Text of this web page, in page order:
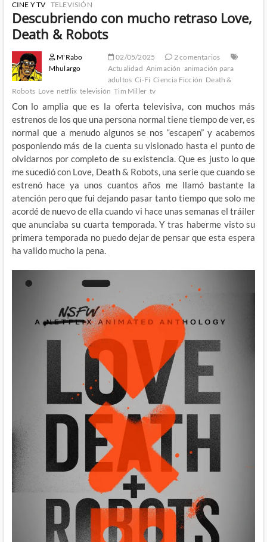
CINE Y TV TELEVISIÓN
Descubriendo con mucho retraso Love,
Death & Robots
M'Rabo
Mhulargo
02/05/2025
2 comentarios
Actualidad Animación animación para
adultos Ci-Fi Ciencia Ficción Death &
Robots Love netflix televisión Tim Miller tv
Con lo amplia que es la oferta televisiva, con muchos más
estrenos de los que una persona normal tiene tiempo de ver, es
normal que a menudo algunos se nos “escapen” y acabemos
posponiendo más de la cuenta su visionado hasta el punto de
olvidarnos por completo de su existencia. Que es justo lo que
me sucedió con Love, Death & Robots, una serie que cuando se
estrenó hace ya unos cuantos años me llamó bastante la
atención pero que fui dejando pasar tanto tiempo que solo me
acordé de nuevo de ella cuando vi hace unas semanas el tráiler
que anunciaba su cuarta temporada. Y tras haberme visto su
primera temporada no puedo dejar de pensar que esta espera
ha valido mucho la pena.